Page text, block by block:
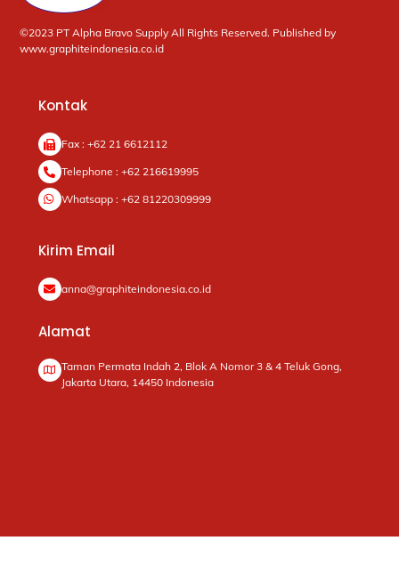
©2023 PT Alpha Bravo Supply All Rights Reserved. Published by
www.graphiteindonesia.co.id
Kontak
Fax : +62 21 6612112
Telephone : +62 216619995
Whatsapp : +62 81220309999
Kirim Email
anna@graphiteindonesia.co.id
Alamat
Taman Permata Indah 2, Blok A Nomor 3 & 4 Teluk Gong,
Jakarta Utara, 14450 Indonesia